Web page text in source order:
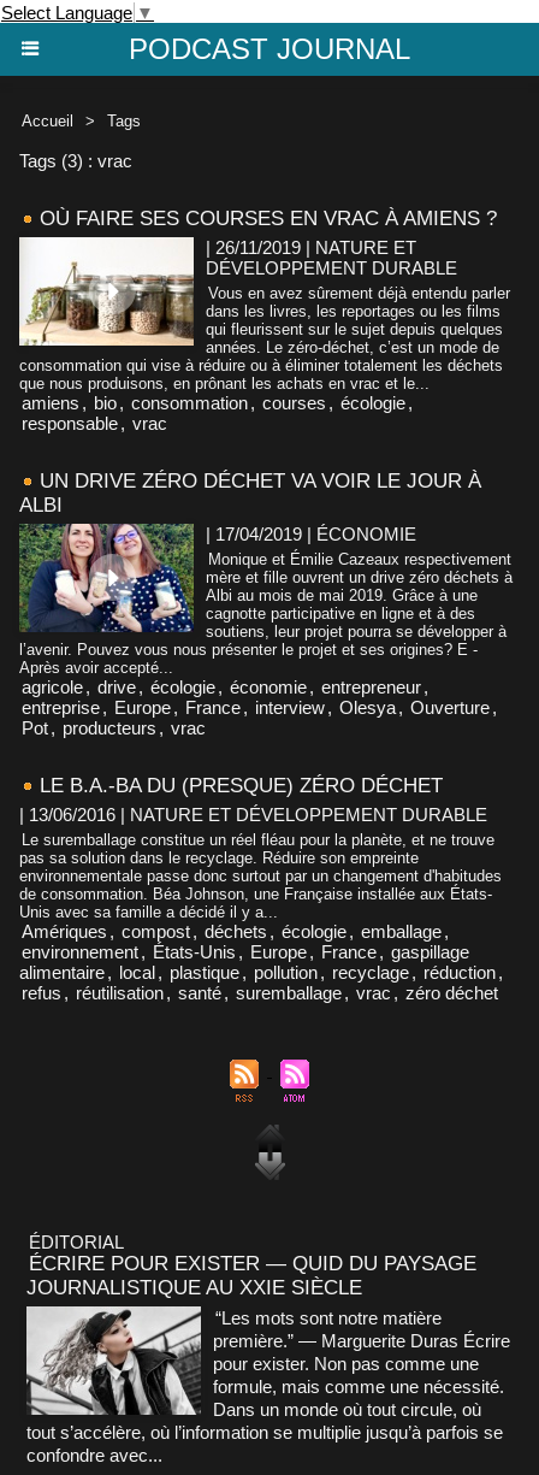
Select Language ▼
PODCAST JOURNAL
Accueil > Tags
Tags (3) : vrac
OÙ FAIRE SES COURSES EN VRAC À AMIENS ?
| 26/11/2019 | NATURE ET
DÉVELOPPEMENT DURABLE
Vous en avez sûrement déjà entendu parler
dans les livres, les reportages ou les films
qui fleurissent sur le sujet depuis quelques
années. Le zéro-déchet, c’est un mode de
consommation qui vise à réduire ou à éliminer totalement les déchets
que nous produisons, en prônant les achats en vrac et le...
amiens , bio, consommation, courses , écologie,
responsable, vrac
UN DRIVE ZÉRO DÉCHET VA VOIR LE JOUR À
ALBI
| 17/04/2019 | ÉCONOMIE
Monique et Émilie Cazeaux respectivement
mère et fille ouvrent un drive zéro déchets à
Albi au mois de mai 2019. Grâce à une
cagnotte participative en ligne et à des
soutiens, leur projet pourra se développer à
l’avenir. Pouvez vous nous présenter le projet et ses origines? E -
Après avoir accepté...
agricole, drive, écologie, économie, entrepreneur,
entreprise, Europe, France, interview, Olesya, Ouverture,
Pot, producteurs , vrac
LE B.A.-BA DU (PRESQUE) ZÉRO DÉCHET
| 13/06/2016 | NATURE ET DÉVELOPPEMENT DURABLE
Le suremballage constitue un réel fléau pour la planète, et ne trouve
pas sa solution dans le recyclage. Réduire son empreinte
environnementale passe donc surtout par un changement d'habitudes
de consommation. Béa Johnson, une Française installée aux États-
Unis avec sa famille a décidé il y a...
Amériques , compost, déchets , écologie, emballage,
environnement, États-Unis , Europe, France, gaspillage
alimentaire, local, plastique, pollution, recyclage, réduction,
refus , réutilisation, santé, suremballage, vrac , zéro déchet
ÉDITORIAL
ÉCRIRE POUR EXISTER — QUID DU PAYSAGE
JOURNALISTIQUE AU XXIE SIÈCLE
“Les mots sont notre matière
première.” — Marguerite Duras Écrire
pour exister. Non pas comme une
formule, mais comme une nécessité.
Dans un monde où tout circule, où
tout s’accélère, où l’information se multiplie jusqu’à parfois se
confondre avec...